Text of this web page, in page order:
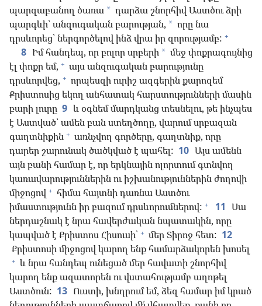
պարզաբանող ծառա * դարձա շնորհիվ Աստծու ձրի
պարգևի՝ անզուգական բարության, * որը նա
դրսևորեց՝ ներգործելով ինձ վրա իր զորությամբ: +
8 Իմ հանդեպ, որ բոլոր սրբերի * մեջ փոքրագույնից
էլ փոքր եմ, + այս անզուգական բարությունը
դրսևորվեց, + որպեսզի ուրիշ ազգերին քարոզեմ
Քրիստոսից եկող անհատակ հարստությունների մասին
բարի լուրը 9 և օգնեմ մարդկանց տեսնելու, թե ինչպես
է Աստված՝ ամեն բան ստեղծողը, վարում սրբազան
գաղտնիքին + առնչվող գործերը, գաղտնիք, որը
դարեր շարունակ ծածկված է պահել: 10 Այս ամենն
այն բանի համար է, որ երկնային ոլորտում գտնվող
կառավարություններին ու իշխանություններին ժողովի
միջոցով + հիմա հայտնի դառնա Աստծու
իմաստությունն իր բազում դրսևորումներով: + 11 Սա
ներդաշնակ է նրա հավերժական նպատակին, որը
կապված է Քրիստոս Հիսուսի՝ + մեր Տիրոջ հետ: 12
Քրիստոսի միջոցով կարող ենք համարձակորեն խոսել
+ և նրա հանդեպ ունեցած մեր հավատի շնորհիվ
կարող ենք ազատորեն ու վստահությամբ աղոթել
Աստծուն: 13 Ուստի, խնդրում եմ, ձեզ համար իմ կրած